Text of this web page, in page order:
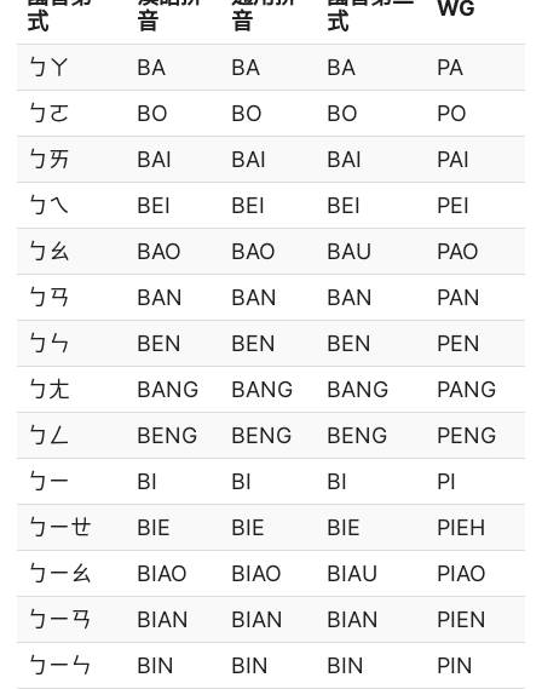
式
音
音
式
WG
ㄅㄚ BA BA BA
PA
ㄅㄛ
BO BO BO
PO
ㄅㄞ
BAI BAI BAI
PAI
ㄅㄟ
BEI BEI BEI
PEI
ㄅㄠ
BAO BAO BAU
PAO
ㄅㄢ
BAN BAN BAN
PAN
ㄅㄣ
BEN BEN BEN
PEN
ㄅㄤ
BANG BANG BANG
PANG
ㄅㄥ
BENG BENG BENG
PENG
ㄅㄧ
BI BI BI
PI
ㄅㄧㄝ
BIE BIE BIE
PIEH
ㄅㄧㄠ
BIAO BIAO BIAU
PIAO
ㄅㄧㄢ
BIAN BIAN BIAN
PIEN
ㄅㄧㄣ
BIN BIN BIN
PIN